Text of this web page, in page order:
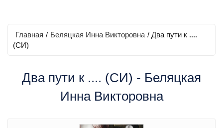
Главная / Беляцкая Инна Викторовна / Два пути к ....
(СИ)
Два пути к .... (СИ) - Беляцкая
Инна Викторовна